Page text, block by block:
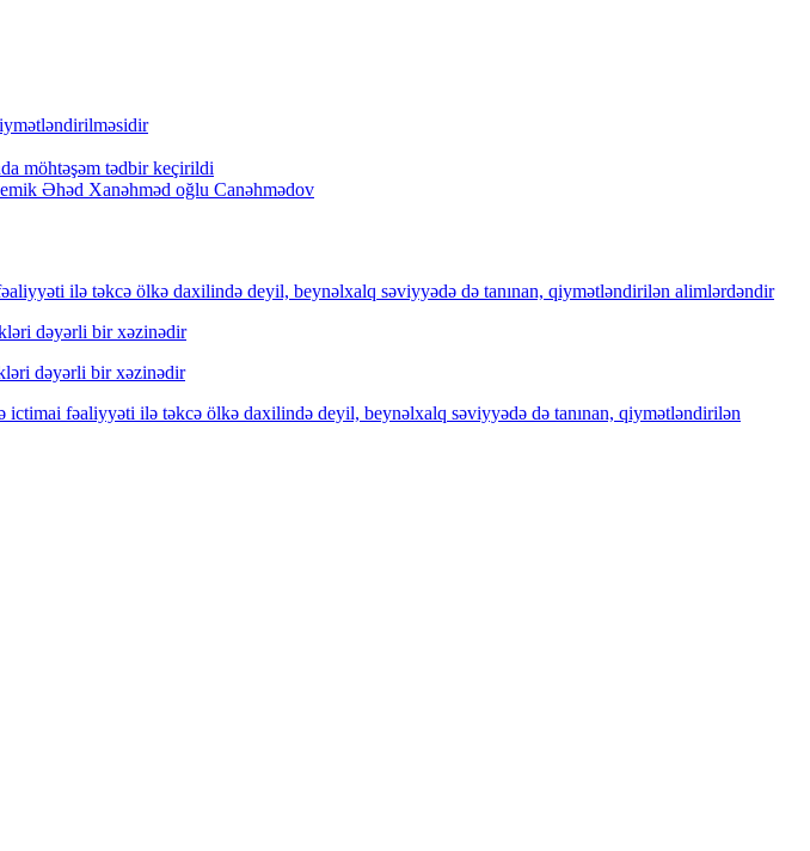
möhtəşəm tədbir keçirildi
Əhəd Xanəhməd oğlu Canəhmədov
ilə təkcə ölkə daxilində deyil, beynəlxalq səviyyədə də tanınan, qiymətləndirilən alimlərdəndir
dəyərli bir xəzinədir
dəyərli bir xəzinədir
fəaliyyəti ilə təkcə ölkə daxilində deyil, beynəlxalq səviyyədə də tanınan, qiymətləndirilən